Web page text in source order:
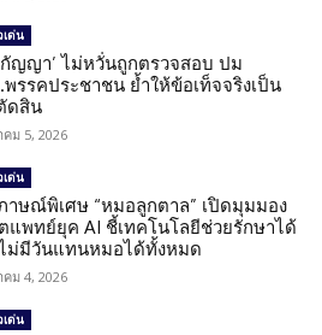
ด่น
กัญญา’ ไม่หวั่นถูกตรวจสอบ ปม
พรรคประชาชน ย้ำให้ข้อเท็จจริงเป็น
ดสิน
คม 5, 2026
ด่น
าษณ์พิเศษ “หมอลูกตาล” เปิดมุมมอง
แพทย์ยุค AI ชี้เทคโนโลยีช่วยรักษาได้
ม่มีวันแทนหมอได้ทั้งหมด
คม 4, 2026
ด่น